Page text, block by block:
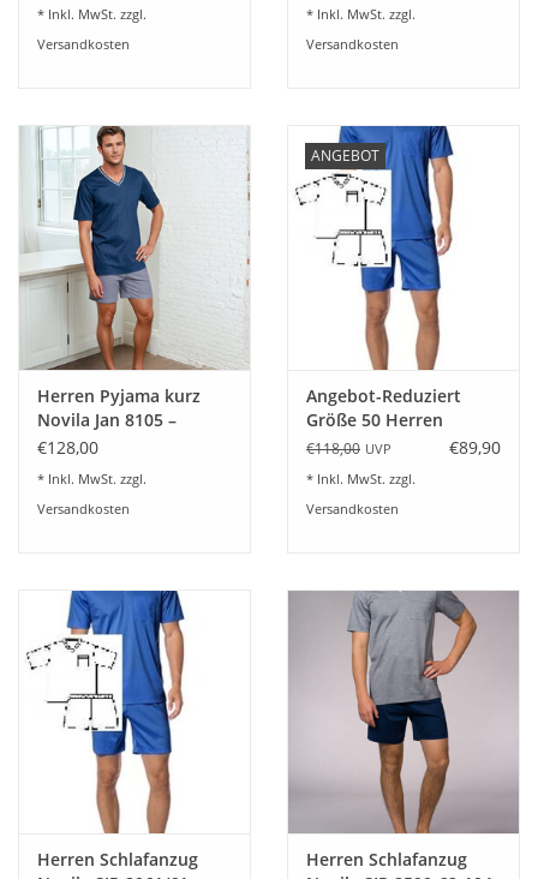
Vertrag widerrufen
Blog-Aktuelles
Marken
* Inkl. MwSt. zzgl.
Versandkosten
* Inkl. MwSt. zzgl.
Versandkosten
Herren Pyjama kurz
Novila Jan 8105 –
Eleganter Shorty
€128,00
* Inkl. MwSt. zzgl.
Versandkosten
ANGEBOT
Angebot-Reduziert
Größe 50 Herren
Schlafanzug Novila SIR
€118,00 UVP €89,90
* Inkl. MwSt. zzgl.
Versandkosten
Herren Schlafanzug
Herren Schlafanzug